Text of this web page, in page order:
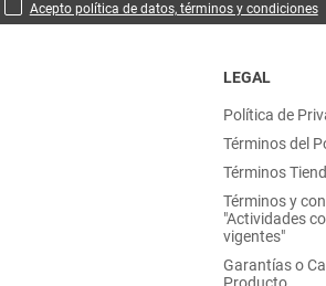
Acepto política de datos, términos y condiciones
LEGAL
Política de
Términos del
Términos
Términos y
"Actividades
vigentes"
Garantías o